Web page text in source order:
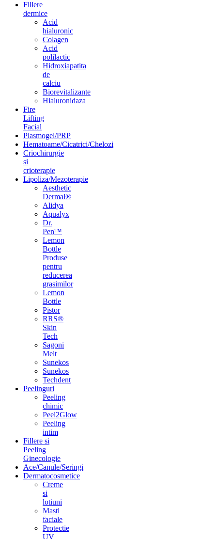
Fillere
dermice
Acid
hialuronic
Colagen
Acid
polilactic
Hidroxiapatita
de
calciu
Biorevitalizante
Hialuronidaza
Fire
Lifting
Facial
Plasmogel/PRP
Hematoame/Cicatrici/Chelozi
Criochirurgie
si
crioterapie
Lipoliza/Mezoterapie
Aesthetic
Dermal®
Alidya
Aqualyx
Dr.
Pen™
Lemon
Bottle
Produse
pentru
reducerea
grasimilor
Lemon
Bottle
Pistor
RRS®
Skin
Tech
Sagoni
Melt
Sunekos
Sunekos
Techdent
Peelinguri
Peeling
chimic
Peel2Glow
Peeling
intim
Fillere si
Peeling
Ginecologie
Ace/Canule/Seringi
Dermatocosmetice
Creme
si
lotiuni
Masti
faciale
Protectie
UV